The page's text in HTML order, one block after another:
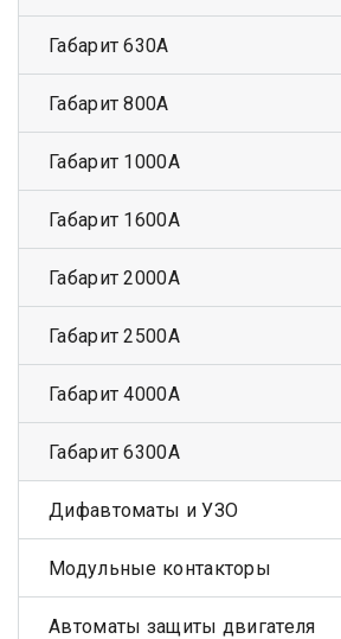
Габарит 630А
Габарит 800А
Габарит 1000А
Габарит 1600А
Габарит 2000А
Габарит 2500А
Габарит 4000А
Габарит 6300А
Дифавтоматы и УЗО
Модульные контакторы
Автоматы защиты двигателя